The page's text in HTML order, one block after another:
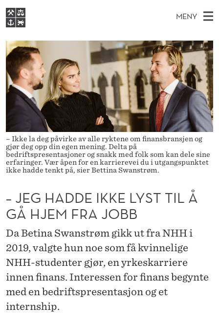
J
E
G
H
A
D
D
E
K
E
L
Y
S
T
T
MENY
O
V
E
D
M
N
Y
FOR STUDENTER
VIDEREUTDANNING
BIBLIOTEKET
S
Ø
K
I
N
E
T
T
S
Forsiden
Studier
Forskning
Om NHH
Alumni
– Ikke la deg påvirke av alle ryktene om finansbransjen og
gjør deg opp din egen mening. Delta på
bedriftspresentasjoner og snakk med folk som kan dele sine
erfaringer. Vær åpen for en karrierevei du i utgangspunktet
ikke hadde tenkt på, sier Bettina Swanstrøm.
– JEG HADDE IKKE LYST TIL Å
GÅ HJEM FRA JOBB
Da Betina Swanstrøm gikk ut fra NHH i
2019, valgte hun noe som få kvinnelige
NHH-studenter gjør, en yrkeskarriere
innen finans. Interessen for finans begynte
med en bedriftspresentasjon og et
internship.